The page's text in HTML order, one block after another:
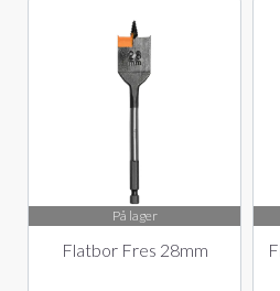
På lager
Flatbor Fres 28mm